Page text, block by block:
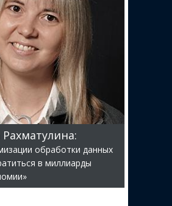
обработки данных
в миллиарды